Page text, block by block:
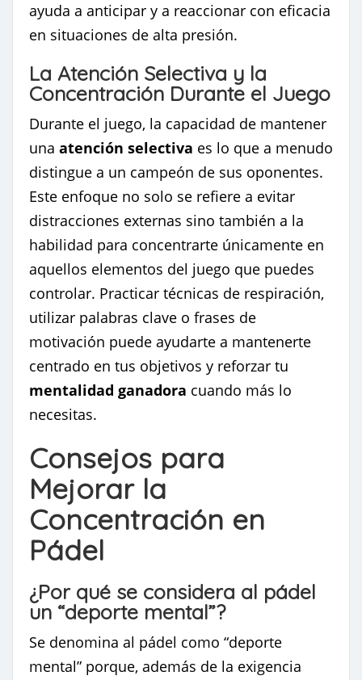
ayuda a anticipar y a reaccionar con eficacia
en situaciones de alta presión.
La Atención Selectiva y la
Concentración Durante el Juego
Durante el juego, la capacidad de mantener
una atención selectiva es lo que a menudo
distingue a un campeón de sus oponentes.
Este enfoque no solo se refiere a evitar
distracciones externas sino también a la
habilidad para concentrarte únicamente en
aquellos elementos del juego que puedes
controlar. Practicar técnicas de respiración,
utilizar palabras clave o frases de
motivación puede ayudarte a mantenerte
centrado en tus objetivos y reforzar tu
mentalidad ganadora cuando más lo
necesitas.
Consejos para
Mejorar la
Concentración en
Pádel
¿Por qué se considera al pádel
un “deporte mental”?
Se denomina al pádel como “deporte
mental” porque, además de la exigencia